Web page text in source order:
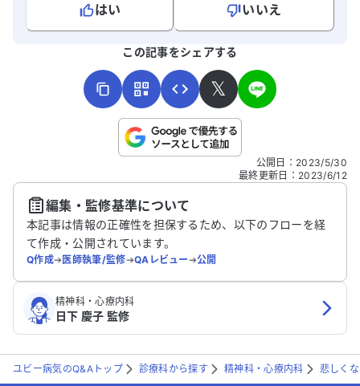
はい
いいえ
こちらは送信専用のフォームです。氏名やご自身の病気の詳細な
送信する
この記事をシェアする
𝕏
公開日 ： 2023/5/30
最終更新日 ： 2023/6/12
編集・監修基準について
本記事は情報の正確性を担保するため、以下のフローを経
て作成・公開されています。
Q作成➔医師執筆/監修➔QAレビュー➔公開
精神科・心療内科
日下 慶子 監修
ユビー病気のQ&Aトップ 診療科から探す 精神科・心療内科 悲しく